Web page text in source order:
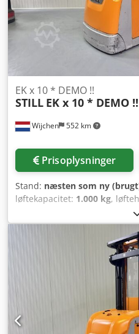
Wijchen 552 km
EK x 10 * DEMO !!
STILL EK x 10 * DEMO !!
Prisoplysninger
Stand: næsten som ny
løftekapacitet: 1.000 kg,
,
brændstoftype:elektrisk,
model: STILL EK-X 10 Mast:
Kategori: Demo Mast: 2W
højde: 2480 mm Løftehøjde:
Platformshøjde: 3750 mm
Initiering: Ja Kabinebredde:
413 timer Batterikapacitet:
Chassis = 980 mm!!
Komplet som ny!!